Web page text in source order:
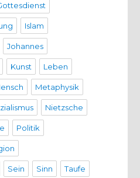
Islam
Johannes
Kunst Leben
Metaphysik
Nietzsche
Politik
Sein Sinn Taufe